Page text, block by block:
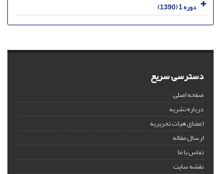
دوره 1 (1390)
دسترسی سریع
صفحه اصلی
درباره نشریه
اعضای هیات تحریریه
ارسال مقاله
تماس با ما
نقشه سایت